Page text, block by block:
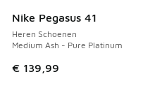
Nike Pegasus 41
Heren Schoenen
Medium Ash - Pure Platinum
€ 139,99